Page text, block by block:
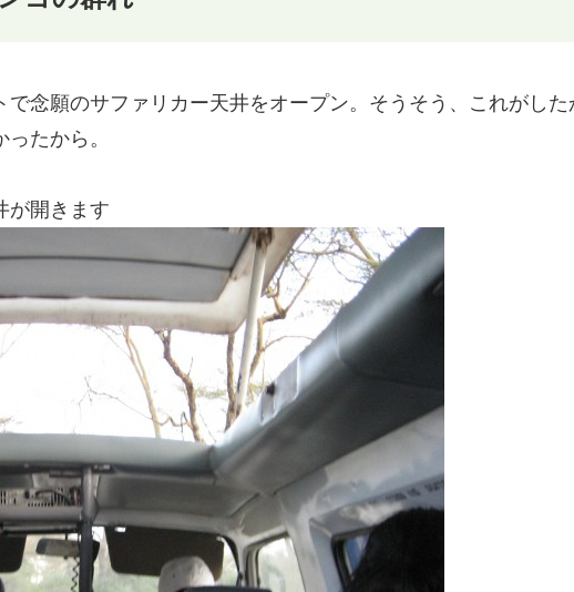
念願のサファリカー天井をオープン。そうそう、これがした
たから。
が開きます